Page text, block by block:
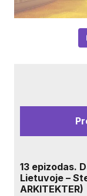
13 epizodas.
Lietuvoje –
ARKITEKTER)